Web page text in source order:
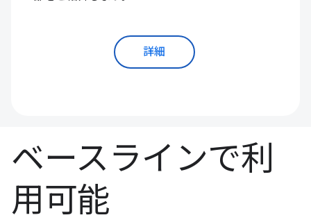
詳細
ベースラインで利
用可能